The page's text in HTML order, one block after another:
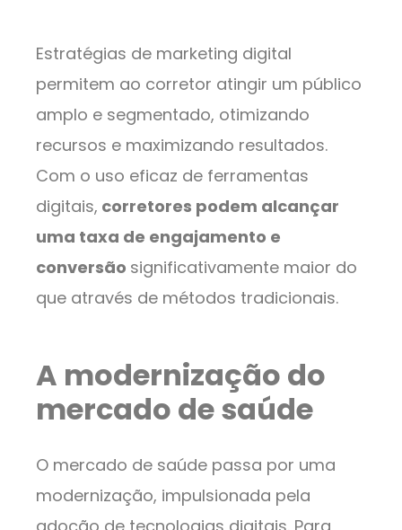
Estratégias de marketing digital
permitem ao corretor atingir um público
amplo e segmentado, otimizando
recursos e maximizando resultados.
Com o uso eficaz de ferramentas
digitais, corretores podem alcançar
uma taxa de engajamento e
conversão significativamente maior do
que através de métodos tradicionais.
A modernização do
mercado de saúde
O mercado de saúde passa por uma
modernização, impulsionada pela